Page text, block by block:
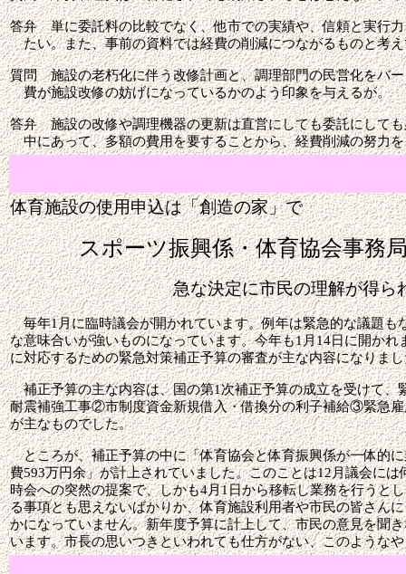
答弁単に委託料の比較でなく、他市での実績や、信頼と実行
たい。また、事前の資料では経費の削減につながるものと考
質問施設の老朽化に伴う改修計画と、調理部門の民営化をバ
費が施設改修の妨げになっているかのよう印象を与えるが。
答弁施設の改修や調理機器の更新は直営にしても委託にして
中にあって、多額の費用を要することから、経費削減の努力
体育施設の使用申込は「創造の家」で
スポーツ振興係・体育協会事務
急な決定に市民の理解が得ら
毎年1月に臨時議会が開かれています。例年は緊急的な議題も
な意味合いが強いものになっています。今年も1月14日に開かれ
に対応するための緊急対策補正予算の審査が主な内容になりま
補正予算の主な内容は、国の第1次補正予算の成立を受けて
耐震補強工事②市制度資金新規借入・借換分の利子補給③緊急
が主なものでした。
ところが、補正予算の中に「体育協会と体育振興係が一体的
費593万円余」が計上されていました。このことは12月議会には
時会への突然の提案で、しかも4月1日から移転し業務を行うと
る事項とも思えないばかりか、体育施設利用者や市民の皆さん
かになっていません。新年度予算に計上して、市民の意見を聞
います。市長の思いつきといわれても仕方がない、このような